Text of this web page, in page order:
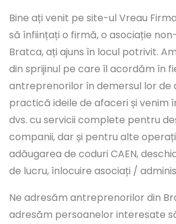
Bine ați venit pe site-ul Vreau
să înființați o firmă, o asociație
Bratca, ați ajuns în locul potrivit.
din sprijinul pe care îl acordăm în
antreprenorilor în demersul lor de
practică ideile de afaceri și venim
dvs. cu servicii complete pentru
companii, dar și pentru alte
adăugarea de coduri CAEN,
de lucru, înlocuire asociați /
Ne adresăm antreprenorilor din
adresăm persoanelor interesate